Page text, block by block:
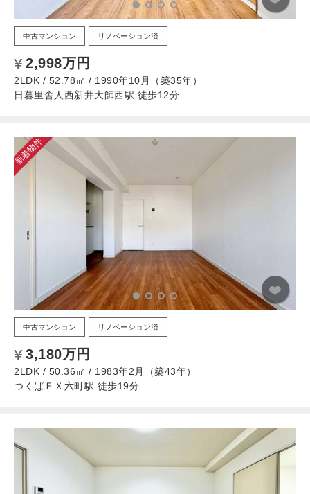
中古マンション リノベーション済
2,998万円
2LDK / 52.78㎡ / 1990年10月（築35年）
日暮里舎人西新井大師西駅 徒歩12分
新着物件
中古マンション リノベーション済
3,180万円
2LDK / 50.36㎡ / 1983年2月（築43年）
つくばＥＸ六町駅 徒歩19分